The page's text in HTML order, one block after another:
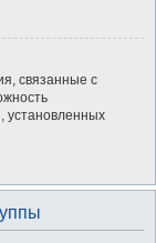
связанные с
установленных